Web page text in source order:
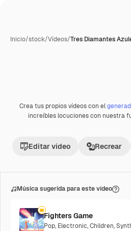
Inicio/stock/Vídeos/Tres Diamantes
Crea tus propios vídeos con el
increíbles locuciones con nuestra
Editar vídeo Recrear
Música sugerida para este vídeo
Fighters Game
Pop, Electronic,Children,